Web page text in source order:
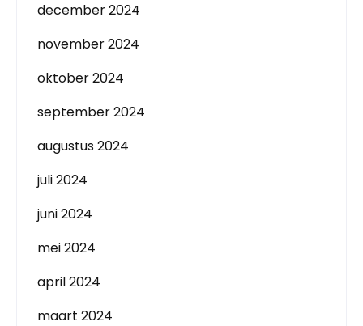
december 2024
november 2024
oktober 2024
september 2024
augustus 2024
juli 2024
juni 2024
mei 2024
april 2024
maart 2024